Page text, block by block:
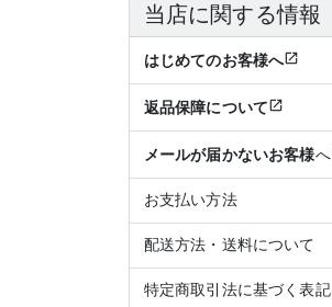
当店に関する情報
はじめてのお客様へ
返品保障について
メールが届かないお客様へ
お支払い方法
配送方法・送料について
特定商取引法に基づく表記